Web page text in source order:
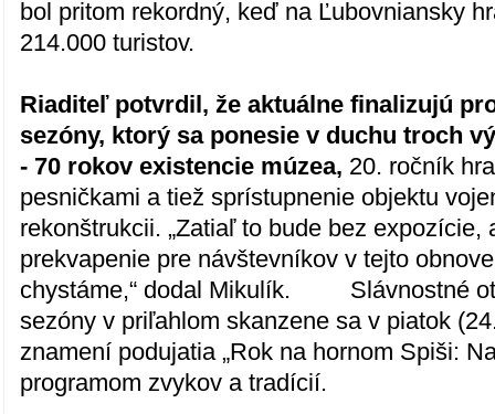
bol pritom rekordný, keď na Ľubovniansky
214.000 turistov.
Riaditeľ potvrdil, že aktuálne finalizujú
sezóny, ktorý sa ponesie v duchu troch
- 70 rokov existencie múzea, 20. ročník
pesničkami a tiež sprístupnenie objektu
rekonštrukcii. „Zatiaľ to bude bez expozície,
prekvapenie pre návštevníkov v tejto
chystáme,“ dodal Mikulík. Slávnostné
sezóny v priľahlom skanzene sa v piatok
znamení podujatia „Rok na hornom Spiši:
programom zvykov a tradícií.